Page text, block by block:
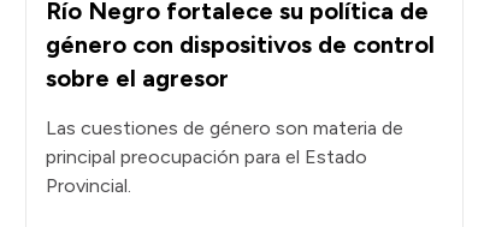
Río Negro fortalece su política de
género con dispositivos de control
sobre el agresor
Las cuestiones de género son materia de
principal preocupación para el Estado
Provincial.